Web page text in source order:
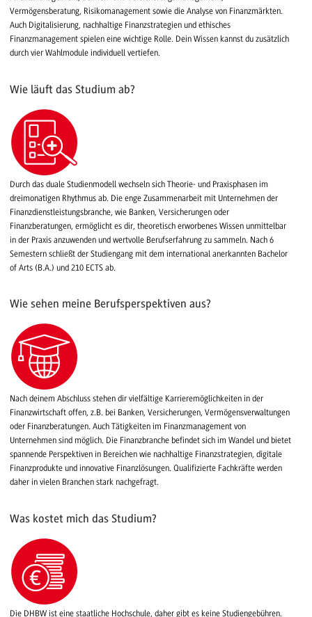
Vermögensberatung, Risikomanagement sowie die Analyse von Finanzmärkten.
Auch Digitalisierung, nachhaltige Finanzstrategien und ethisches
Finanzmanagement spielen eine wichtige Rolle. Dein Wissen kannst du zusätzlich
durch vier Wahlmodule individuell vertiefen.
Wie läuft das Studium ab?
Durch das duale Studienmodell wechseln sich Theorie- und Praxisphasen im
dreimonatigen Rhythmus ab. Die enge Zusammenarbeit mit Unternehmen der
Finanzdienstleistungsbranche, wie Banken, Versicherungen oder
Finanzberatungen, ermöglicht es dir, theoretisch erworbenes Wissen unmittelbar
in der Praxis anzuwenden und wertvolle Berufserfahrung zu sammeln. Nach 6
Semestern schließt der Studiengang mit dem international anerkannten Bachelor
of Arts (B.A.) und 210 ECTS ab.
Wie sehen meine Berufsperspektiven aus?
Nach deinem Abschluss stehen dir vielfältige Karrieremöglichkeiten in der
Finanzwirtschaft offen, z.B. bei Banken, Versicherungen, Vermögensverwaltungen
oder Finanzberatungen. Auch Tätigkeiten im Finanzmanagement von
Unternehmen sind möglich. Die Finanzbranche befindet sich im Wandel und bietet
spannende Perspektiven in Bereichen wie nachhaltige Finanzstrategien, digitale
Finanzprodukte und innovative Finanzlösungen. Qualifizierte Fachkräfte werden
daher in vielen Branchen stark nachgefragt.
Was kostet mich das Studium?
Die DHBW ist eine staatliche Hochschule, daher gibt es keine Studiengebühren.